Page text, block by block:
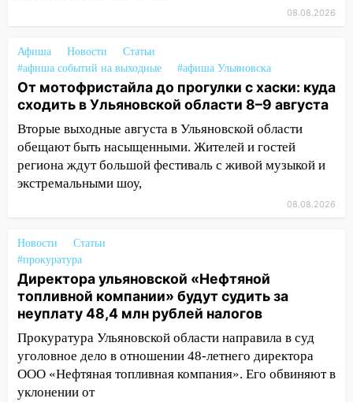
Прокуратура взяла на контроль
Федерации
12:01 Пьяная женщина сбила
шестилетнего ребёнка на улице
Федерации: возбуждено уголовное дело
11:16 В Ульяновске ищут 37-летнего
мужчину, пропавшего ещё 19 июля
10:30 От мотофристайла до прогулки с
10:11 Директора ульяновской
«Нефтяной топливной компании» будут
судить за неуплату 48,4 млн рублей
налогов
09:28 Дети на дорогах: пострадали
велосипедисты, мотоциклисты и
пешеходы. Обзор крупных аварий в
Ульяновской области
08.08.2026
Афиша Новости
Статьи
#афиша событий на выходные
#афиша Ульяновска
От мотофристайла до прогулки с хаски: куда
сходить в Ульяновской области 8–9 августа
Вторые выходные августа в Ульяновской области
обещают быть насыщенными. Жителей и гостей
региона ждут большой фестиваль с живой музыкой и
экстремальными шоу,
08.08.2026
Новости
Статьи
#прокуратура
Директора ульяновской «Нефтяной
топливной компании» будут судить за
неуплату 48,4 млн рублей налогов
Прокуратура Ульяновской области направила в суд
уголовное дело в отношении 48-летнего директора
ООО «Нефтяная топливная компания». Его обвиняют в
уклонении от